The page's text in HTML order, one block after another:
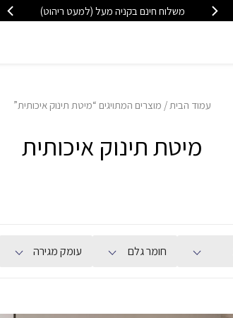
מהיצרן לצרכן - ללא פערי תיווך
עמוד הבית/ מוצרים המתויגים “מיטת תינוק איכותית”
מיטת תינוק איכותית
חומר גלם עומק מגירה